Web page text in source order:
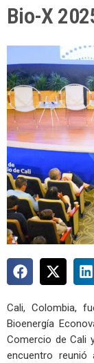
Bio-X
Cali, Colombia,
Bioenergía
Comercio de Cali
encuentro reunió